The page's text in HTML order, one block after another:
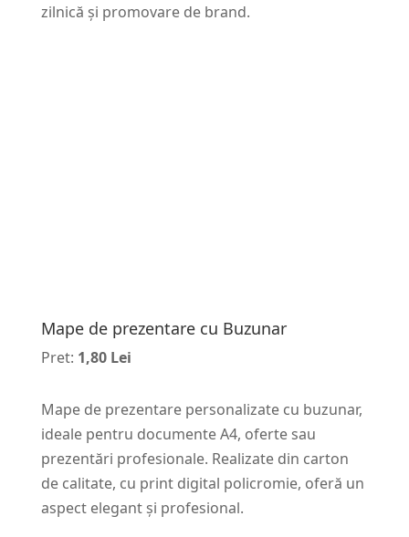
zilnică și promovare de brand.
Mape de prezentare cu Buzunar
Pret: 1,80 Lei
Mape de prezentare personalizate cu buzunar,
ideale pentru documente A4, oferte sau
prezentări profesionale. Realizate din carton
de calitate, cu print digital policromie, oferă un
aspect elegant și profesional.